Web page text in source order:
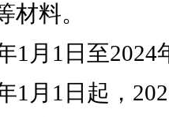
材料。
1日至2024
1月1日起，